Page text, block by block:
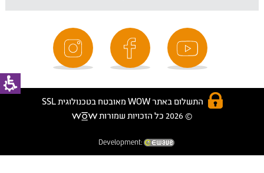
התשלום באתר WOW מאובטח בטכנולוגית SSL
© 2026 כל הזכויות שמורות
Development: